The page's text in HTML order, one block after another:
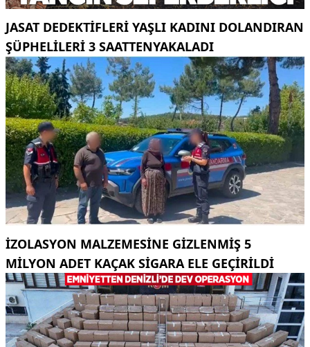
JASAT DEDEKTIFLERI YAŞLI KADINI DOLANDIRAN
ŞÜPHELILERI 3 SAATTENYAKALADI
İZOLASYON MALZEMESINE GIZLENMIŞ 5
MILYON ADET KAÇAK SIGARA ELE GEÇIRILDI